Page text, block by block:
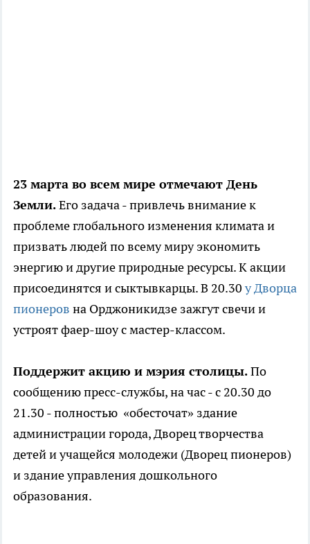
23 марта во всем мире отмечают День
Земли.Его задача - привлечь внимание к
проблеме глобального изменения климата и
призвать людей по всему миру экономить
энергию и другие природные ресурсы. К акции
присоединятся и сыктывкарцы. В 20.30 у Дворца
пионеров на Орджоникидзе зажгут свечи и
устроят фаер-шоу с мастер-классом.
Поддержит акцию и мэрия столицы.По
сообщению пресс-службы, на час - с 20.30 до
21.30 - полностью «обесточат» здание
администрации города, Дворец творчества
детей и учащейся молодежи (Дворец пионеров)
и здание управления дошкольного
образования.